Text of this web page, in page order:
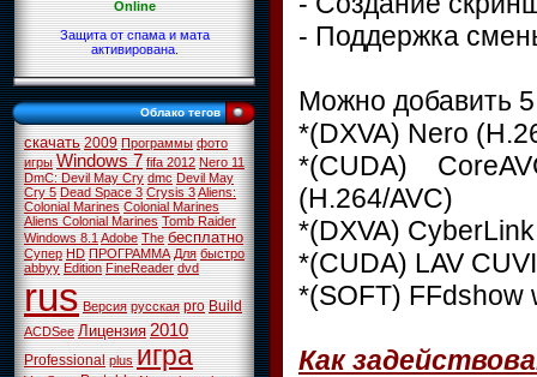
Online
Защита от спама и мата
активирована.
Облако тегов
скачать 2009 Программы фото
игры Windows 7 fifa 2012 Nero 11
DmC: Devil May Cry dmc Devil May
Cry 5 Dead Space 3 Crysis 3Aliens:
Colonial Marines Colonial Marines
Aliens Colonial Marines Tomb Raider
Windows 8.1Adobe The бесплатно
Супер HD ПРОГРАММА Для быстро
abbyy Edition FineReader dvd
rus Версия русская pro Build
ACDSee Лицензия 2010
Professional plus игра
- Поддержка
Можно добавить
*(DXVA) Nero
*(CUDA)
(H.264/AVC)
*(DXVA)
*(CUDA) LAV
*(SOFT) FFdshow
Как